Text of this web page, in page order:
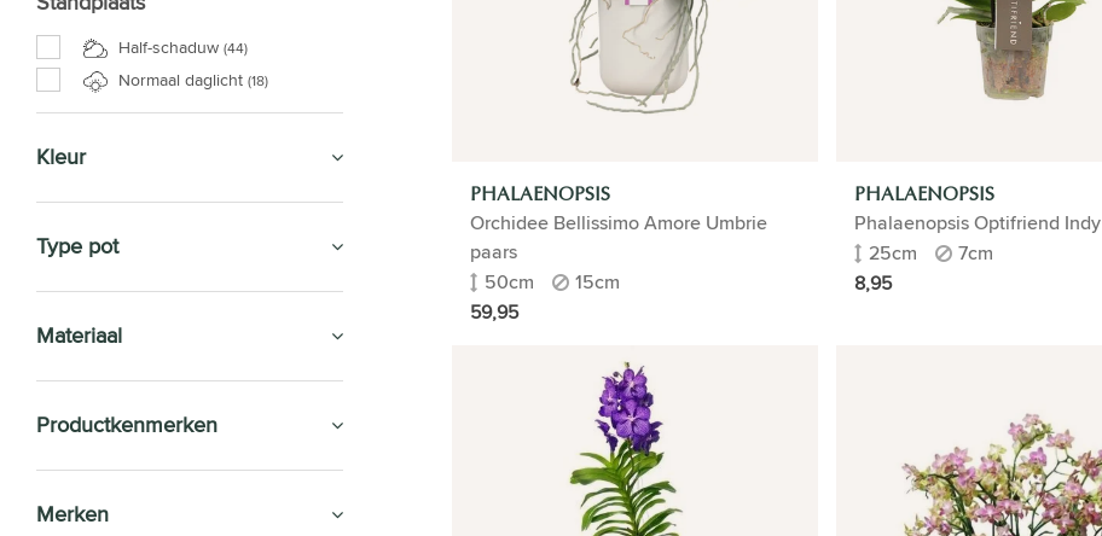
Half-schaduw (44)
Normaal daglicht (18)
Kleur
Type pot
Materiaal
Productkenmerken
Merken
PHALAENOPSIS
Orchidee Bellissimo Amore Umbrie
paars
50cm
15cm
59,95
PHALAENOPSIS
Phalaenopsis Optifriend Indy
25cm
7cm
8,95